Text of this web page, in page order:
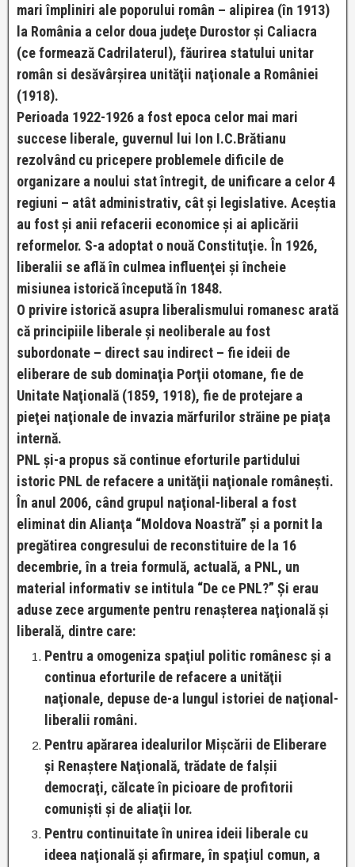
mari împliniri ale poporului român – alipirea (în 1913)
la România a celor doua judeţe Durostor şi Caliacra
(ce formează Cadrilaterul), făurirea statului unitar
român si desăvârşirea unităţii naţionale a României
(1918).
Perioada 1922-1926 a fost epoca celor mai mari
succese liberale, guvernul lui Ion I.C.Brătianu
rezolvând cu pricepere problemele dificile de
organizare a noului stat întregit, de unificare a celor 4
regiuni – atât administrativ, cât și legislative. Aceştia
au fost şi anii refacerii economice și ai aplicării
reformelor. S-a adoptat o nouă Constituţie. În 1926,
liberalii se află în culmea influenţei şi încheie
misiunea istorică începută în 1848.
O privire istorică asupra liberalismului romanesc arată
că principiile liberale şi neoliberale au fost
subordonate – direct sau indirect – fie ideii de
eliberare de sub dominaţia Porţii otomane, fie de
Unitate Naţională (1859, 1918), fie de protejare a
pieţei naţionale de invazia mărfurilor străine pe piaţa
internă.
PNL şi-a propus să continue eforturile partidului
istoric PNL de refacere a unităţii naţionale româneşti.
În anul 2006, când grupul naţional-liberal a fost
eliminat din Alianţa “Moldova Noastră” şi a pornit la
pregătirea congresului de reconstituire de la 16
decembrie, în a treia formulă, actuală, a PNL, un
material informativ se intitula “De ce PNL?” Şi erau
aduse zece argumente pentru renaşterea naţională şi
liberală, dintre care:
Pentru a omogeniza spaţiul politic românesc şi a
continua eforturile de refacere a unităţii
naţionale, depuse de-a lungul istoriei de naţional-
liberalii români.
Pentru apărarea idealurilor Mişcării de Eliberare
şi Renaştere Naţională, trădate de falşii
democraţi, călcate în picioare de profitorii
comunişti şi de aliaţii lor.
Pentru continuitate în unirea ideii liberale cu
ideea naţională şi afirmare, în spaţiul comun, a